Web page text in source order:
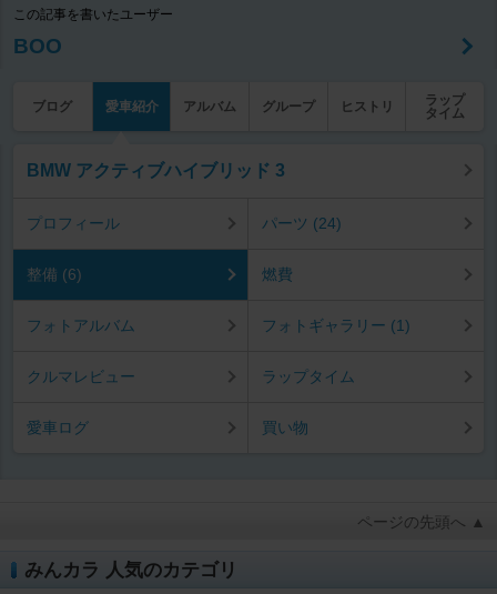
この記事を書いたユーザー
BOO
ブログ 愛車紹介 アルバム グループ ヒストリ
ラップ
タイム
BMW アクティブハイブリッド 3
プロフィール パーツ (24)
整備 (6) 燃費
フォトアルバム フォトギャラリー (1)
クルマレビュー ラップタイム
愛車ログ 買い物
ページの先頭へ ▲
みんカラ 人気のカテゴリ